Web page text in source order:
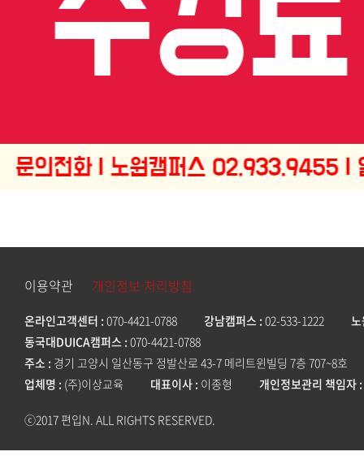
이용약관 개인정보 처리방침
온라인고객센터 070-4421-0788 강남캠퍼스 02-533-1222
동국대DUICA캠퍼스 070-4421-0788
주소 경기 고양시 일산동구 정발산로 43-7 메리트윈빌딩 7층 707~8호
업체명 (주)이상교육 대표이사 이종형 개인정보관리 책임자
ⓒ2017 편입N. ALL RIGHTS RESERVED.